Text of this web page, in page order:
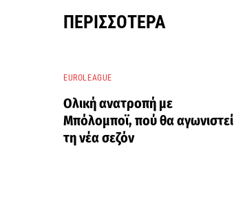
ΠΕΡΙΣΣΌΤΕΡΑ
EUROLEAGUE
Ολική ανατροπή με
Μπόλομποϊ, πού θα αγωνιστεί
τη νέα σεζόν